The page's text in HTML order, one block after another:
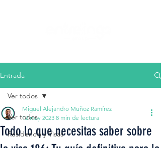
Entrada
Ver todos
Residencia y Visas
Ver todos
Todo lo que necesitas saber sobre
Miguel Alejandro Muñoz Ramírez
12 may 2023 8 min de lectura